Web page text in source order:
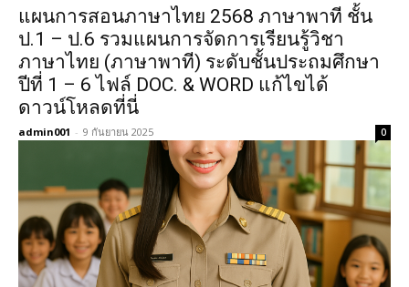
แผนการสอนภาษาไทย 2568 ภาษาพาที ชั้น
ป.1 – ป.6 รวมแผนการจัดการเรียนรู้วิชา
ภาษาไทย (ภาษาพาที) ระดับชั้นประถมศึกษา
ปีที่ 1 – 6 ไฟล์ DOC. & WORD แก้ไขได้
ดาวน์โหลดที่นี่
admin001 - 9 กันยายน 2025 0